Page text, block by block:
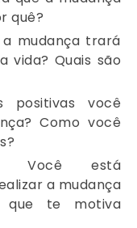
quê?
mudança trará
vida? Quais são
positivas você
Como você
Você está
a mudança
que te motiva